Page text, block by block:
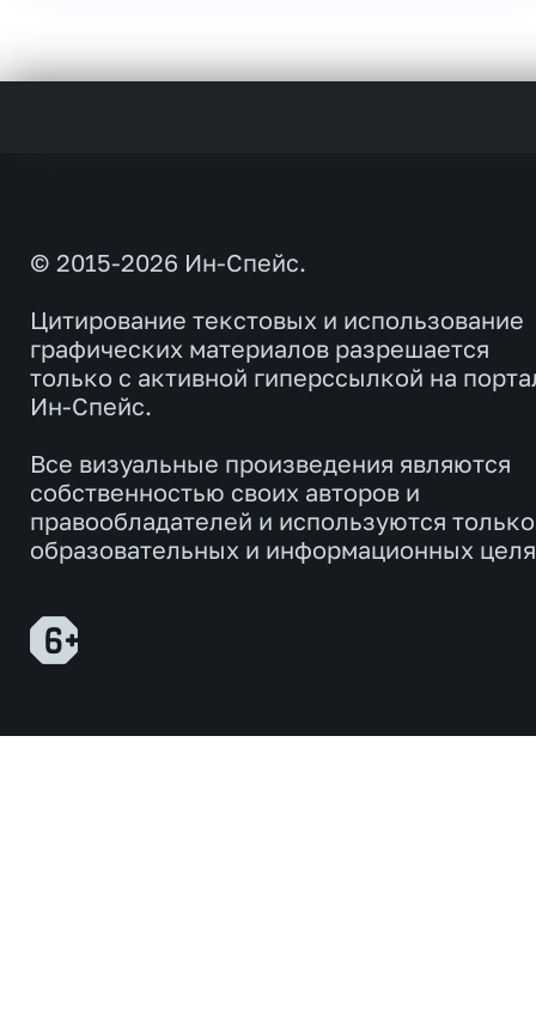
© 2015-2026 Ин-Спейс.
Цитирование текстовых и использование
графических материалов разрешается
только с активной гиперссылкой на
Ин-Спейс.
Все визуальные произведения являются
собственностью своих авторов и
правообладателей и используются
образовательных и информационных